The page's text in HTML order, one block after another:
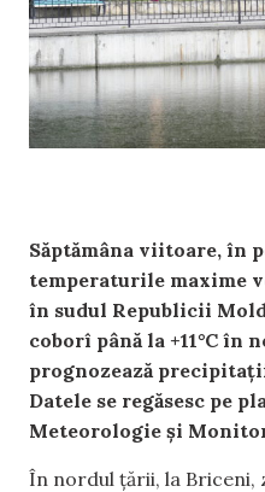
Săptămâna viitoare, în
temperaturile maxime
în sudul Republicii
coborî până la +11°C în
prognozează
Datele se regăsesc pe
Meteorologie și
În nordul țării, la Briceni,